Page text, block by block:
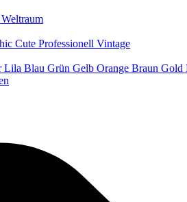
Weltraum
Cute Professionell Vintage
Lila Blau Grün Gelb Orange Braun Gold